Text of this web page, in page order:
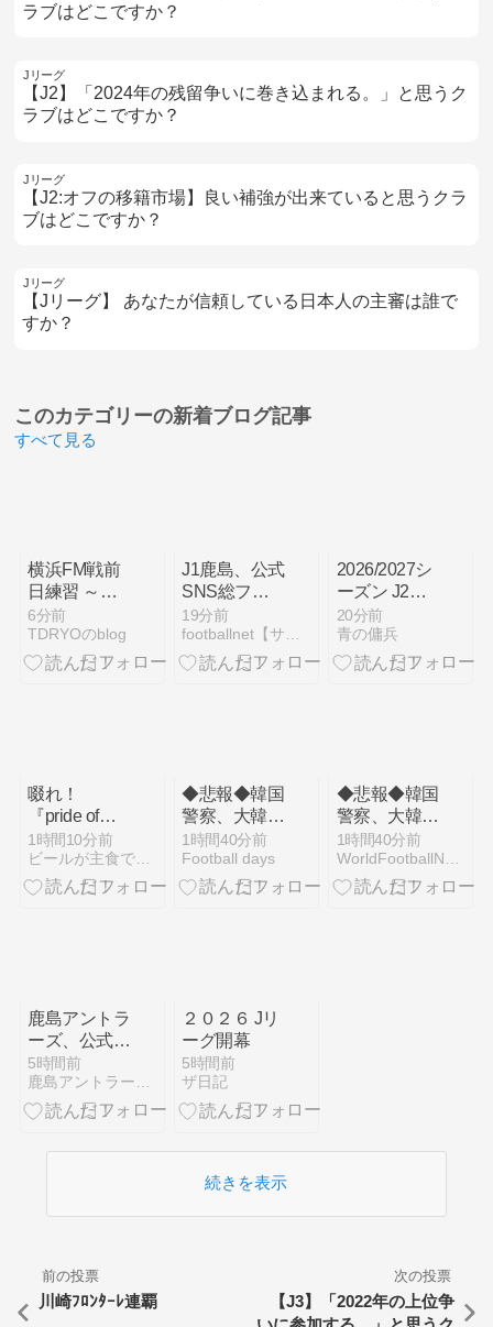
ラブはどこですか？
Jリーグ
【J2】「2024年の残留争いに巻き込まれる。」と思うク
ラブはどこですか？
Jリーグ
【J2:オフの移籍市場】良い補強が出来ていると思うクラ
ブはどこですか？
Jリーグ
【Jリーグ】 あなたが信頼している日本人の主審は誰で
すか？
このカテゴリーの新着ブログ記事
すべて見る
横浜FM戦前
日練習 ～新
シーズン開幕
～,2026/08/06
6分前
TDRYOのblog
J1鹿島、公式
SNS総フォ
ロワー数が
296万人超え
でJクラブ最
19分前
2026/2027シ
ーズン J2プ
レビュー 徳
島今治鳥栖大
分宮崎
20分前
青の傭兵
啜れ！
『pride of
Lamen』ビー
ルが主食！拉
麺男のマッチ
1時間10分前
◆悲報◆韓国
警察、大韓サ
ッカー協会を
家宅捜索 代
表監督選考巡
1時間40分前
Football days
◆悲報◆韓国
警察、大韓サ
ッカー協会を
家宅捜索 代
表監督選考巡
1時間40分前
鹿島アントラ
ーズ、公式
SNS総フォ
ロワー数Jリ
ーグクラブ最
5時間前
鹿島アントラーズ原理主義
２０２６ Jリ
ーグ開幕
5時間前
ザ日記
続きを表示
前の投票
川崎ﾌﾛﾝﾀｰﾚ連覇
次の投票
【J3】「2022年の上位争